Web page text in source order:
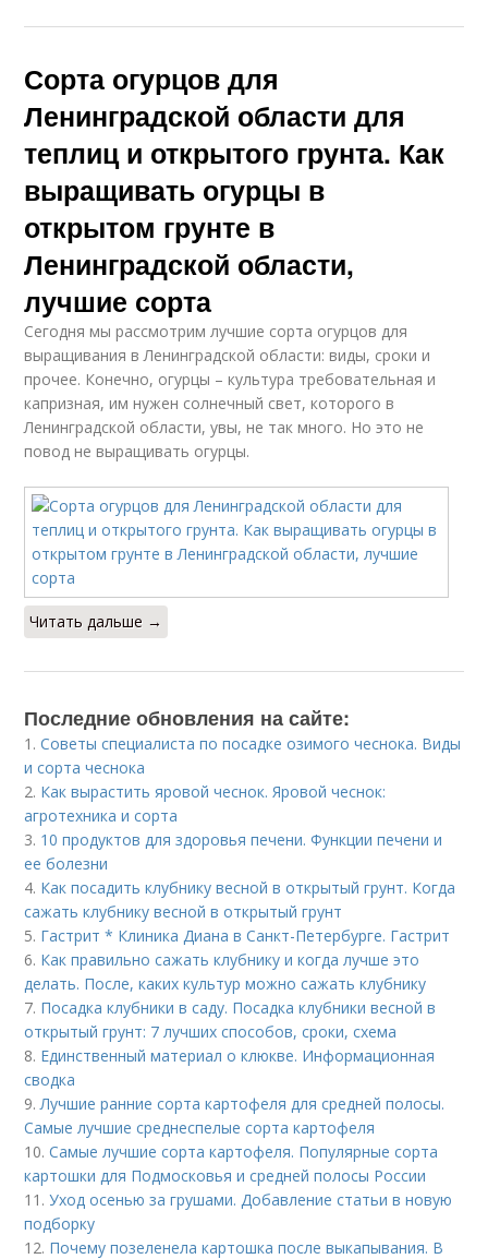
Сорта огурцов для
Ленинградской области для
теплиц и открытого грунта. Как
выращивать огурцы в
открытом грунте в
Ленинградской области,
лучшие сорта
Сегодня мы рассмотрим лучшие сорта огурцов для
выращивания в Ленинградской области: виды, сроки и
прочее. Конечно, огурцы – культура требовательная и
капризная, им нужен солнечный свет, которого в
Ленинградской области, увы, не так много. Но это не
повод не выращивать огурцы.
Читать дальше →
Последние обновления на сайте:
1.Советы специалиста по посадке озимого чеснока. Виды
и сорта чеснока
2. Как вырастить яровой чеснок. Яровой чеснок:
агротехника и сорта
3. 10 продуктов для здоровья печени. Функции печени и
ее болезни
4. Как посадить клубнику весной в открытый грунт. Когда
сажать клубнику весной в открытый грунт
5. Гастрит * Клиника Диана в Санкт-Петербурге. Гастрит
6. Как правильно сажать клубнику и когда лучше это
делать. После, каких культур можно сажать клубнику
7. Посадка клубники в саду. Посадка клубники весной в
открытый грунт: 7 лучших способов, сроки, схема
8. Единственный материал о клюкве. Информационная
сводка
9.Лучшие ранние сорта картофеля для средней полосы.
Самые лучшие среднеспелые сорта картофеля
10.Самые лучшие сорта картофеля. Популярные сорта
картошки для Подмосковья и средней полосы России
11.Уход осенью за грушами. Добавление статьи в новую
подборку
12. Почему позеленела картошка после выкапывания. В